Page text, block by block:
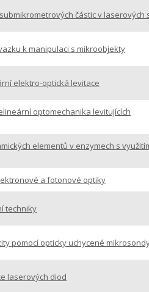
částic v laserových
k manipulaci s mikroobjekty
elektro-optická levitace
optomechanika levitujících
elementů v enzymech s
a fotonové optiky
techniky
pomocí opticky uchycené
laserových diod